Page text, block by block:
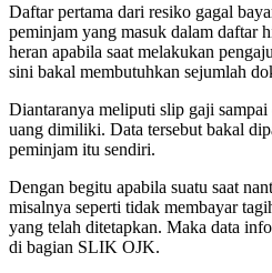
Daftar pertama dari resiko gagal
peminjam yang masuk dalam daftar
heran apabila saat melakukan
sini bakal membutuhkan sejumlah
Diantaranya meliputi slip gaji
uang dimiliki. Data tersebut bakal
peminjam itu sendiri.
Dengan begitu apabila suatu saat
misalnya seperti tidak membayar
yang telah ditetapkan. Maka data
di bagian SLIK OJK.